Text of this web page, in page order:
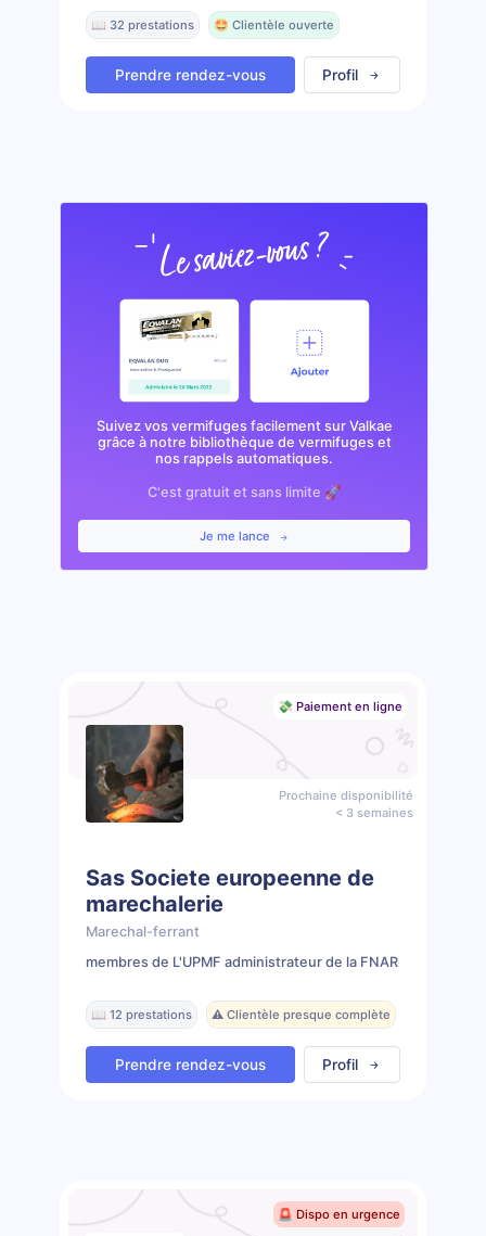
📖 32 prestations 🤩 Clientèle ouverte
Prendre rendez-vous Profil
Suivez vos vermifuges facilement sur Valkae
grâce à notre bibliothèque de vermifuges et
nos rappels automatiques.
C'est gratuit et sans limite 🚀
Je me lance
💸 Paiement en ligne
Prochaine disponibilité
< 3 semaines
Sas Societe europeenne de
marechalerie
Marechal-ferrant
membres de L'UPMF administrateur de la FNAR
📖 12 prestations ⚠️ Clientèle presque complète
Prendre rendez-vous Profil
🚨 Dispo en urgence